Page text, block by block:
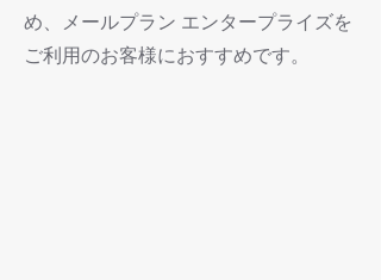
め、メールプラン エンタープライズを
ご利用のお客様におすすめです。